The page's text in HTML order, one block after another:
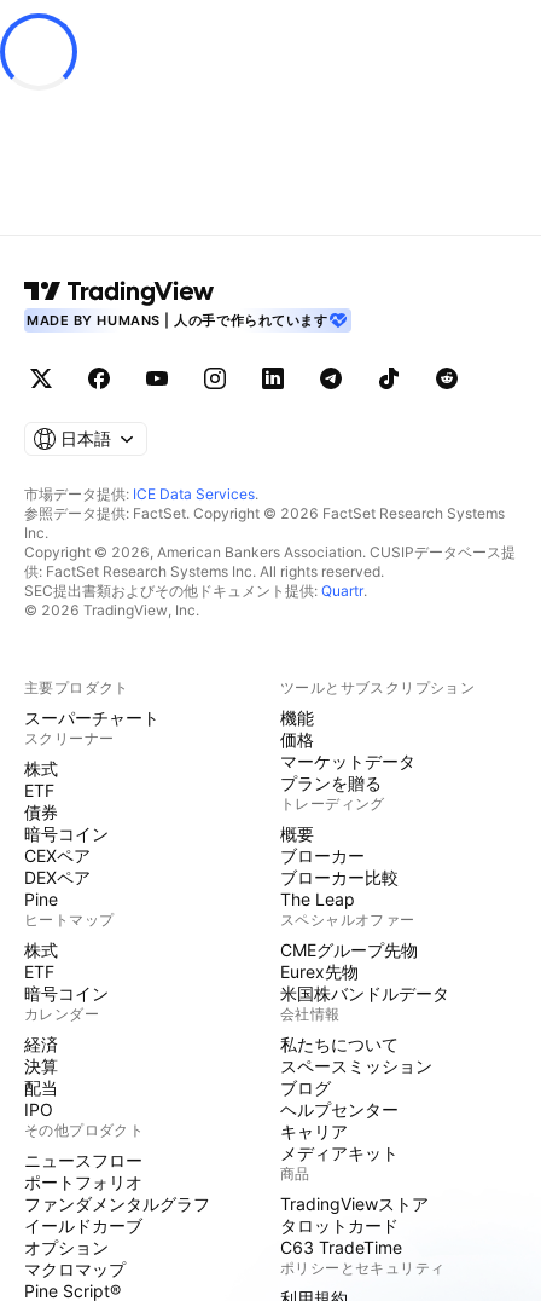
MADE BY HUMANS | 人の手で作られています
日本語
市場データ提供: ICE Data Services.
参照データ提供: FactSet. Copyright © 2026 FactSet Research Systems
Inc.
Copyright © 2026, American Bankers Association. CUSIPデータベース提
供: FactSet Research Systems Inc. All rights reserved.
SEC提出書類およびその他ドキュメント提供: Quartr.
© 2026 TradingView, Inc.
主要プロダクト
スーパーチャート
スクリーナー
株式
ETF
債券
暗号コイン
CEXペア
DEXペア
Pine
ヒートマップ
株式
ETF
暗号コイン
カレンダー
経済
決算
配当
IPO
その他プロダクト
ニュースフロー
ポートフォリオ
ファンダメンタルグラフ
イールドカーブ
オプション
マクロマップ
Pine Script®
ツールとサブスクリプション
機能
価格
マーケットデータ
プランを贈る
トレーディング
概要
ブローカー
ブローカー比較
The Leap
スペシャルオファー
CMEグループ先物
Eurex先物
米国株バンドルデータ
会社情報
私たちについて
スペースミッション
ブログ
ヘルプセンター
キャリア
メディアキット
商品
TradingViewストア
タロットカード
C63 TradeTime
ポリシーとセキュリティ